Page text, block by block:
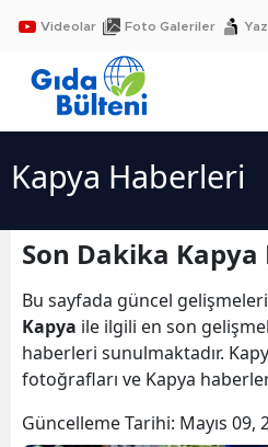
Videolar Foto Galeriler
Kapya Haberleri
Son Dakika
Bu sayfada güncel
Kapya ile ilgili en son
haberleri sunulmaktadır.
fotoğrafları ve Kapya
Güncelleme Tarihi: Mayıs 09,